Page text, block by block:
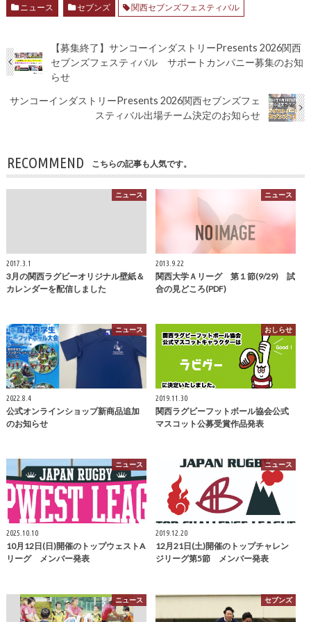
ニュース セブンズ 関西セブンズフェスティバル
【募集終了】サンコーインダストリーPresents 2026関西
セブンズフェスティバル サポートカンパニー募集のお知
らせ
サンコーインダストリーPresents 2026関西セブンズフェ
スティバル出場チーム決定のお知らせ
RECOMMEND こちらの記事も人気です。
ニュース
2017.3.1
3月の関西ラグビーオリジナル壁紙＆
カレンダーを配信しました
ニュース
2013.9.22
関西大学Ａリーグ 第１節(9/29) 試
合の見どころ(PDF)
ニュース
2022.8.4
公式オンラインショップ新商品追加
のお知らせ
おしらせ
2019.11.30
関西ラグビーフットボール協会公式
マスコット公募受賞作品発表
ニュース
2025.10.10
10月12日(日)開催のトップウェストA
リーグ メンバー発表
ニュース
2019.12.20
12月21日(土)開催のトップチャレン
ジリーグ第5節 メンバー発表
ニュース セブンズ